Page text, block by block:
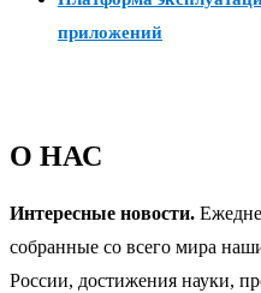
приложений
О НАС
Интересные новости.
собранные со всего мира
России, достижения науки,